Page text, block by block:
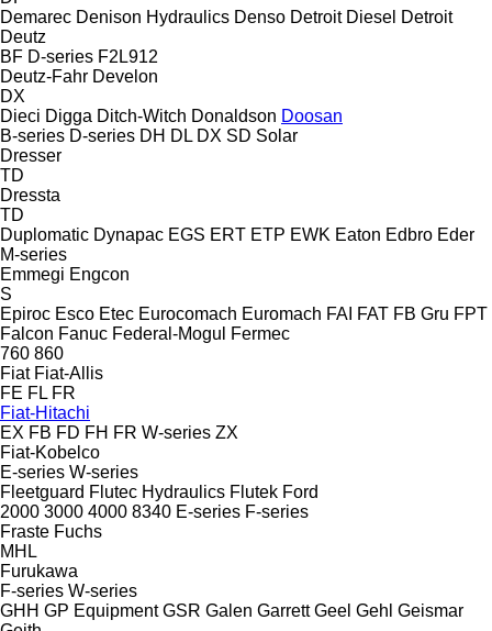
Demarec Denison Hydraulics Denso Detroit Diesel Detroit
Deutz
BF D-series F2L912
Deutz-Fahr Develon
DX
Dieci Digga Ditch-Witch Donaldson Doosan
B-series D-series DH DL DX SD Solar
Dresser
TD
Dressta
TD
Duplomatic Dynapac EGS ERT ETP EWK Eaton Edbro Eder
M-series
Emmegi Engcon
S
Epiroc Esco Etec Eurocomach Euromach FAI FAT FB Gru FPT
Falcon Fanuc Federal-Mogul
Fermec
760 860
Fiat Fiat-Allis
FE FL FR
Fiat-Hitachi
EX FB FD FH FR W-series ZX
Fiat-Kobelco
E-series W-series
Fleetguard Flutec Hydraulics Flutek Ford
2000 3000 4000 8340 E-series F-series
Fraste Fuchs
MHL
Furukawa
F-series W-series
GHH GP Equipment GSR Galen Garrett Geel Gehl Geismar